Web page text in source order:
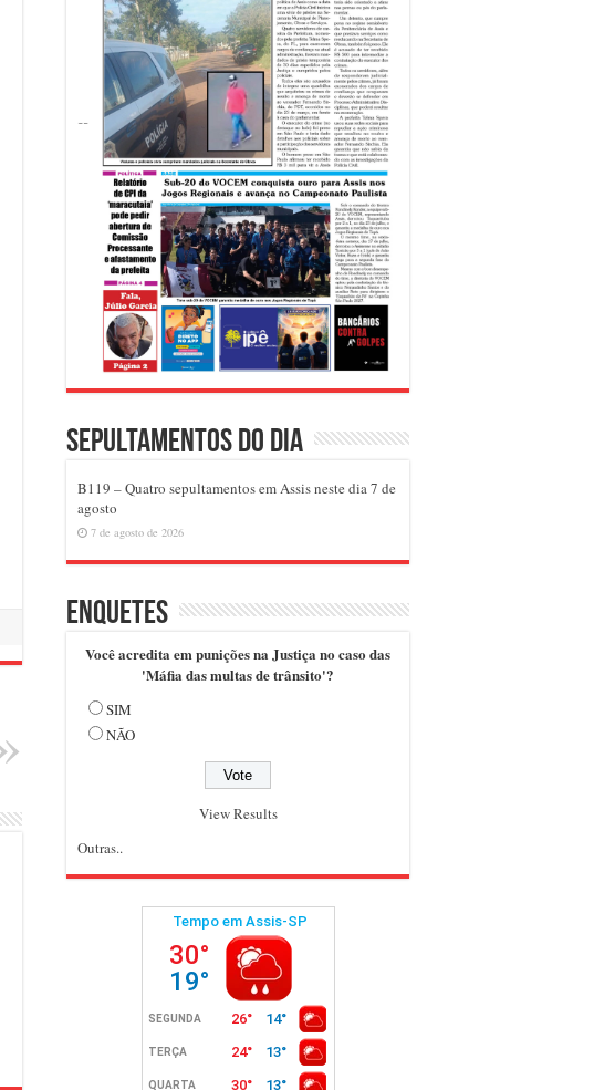
Sepultamentos do dia
B119 – Quatro sepultamentos em Assis neste dia 7 de
agosto
7 de agosto de 2026
Enquetes
Você acredita em punições na Justiça no caso das
'Máfia das multas de trânsito'?
SIM
NÃO
View Results
Outras..